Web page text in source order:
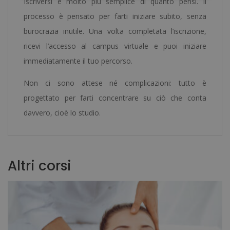
processo è pensato per farti iniziare subito, senza
burocrazia inutile. Una volta completata l’iscrizione,
ricevi l’accesso al campus virtuale e puoi iniziare
immediatamente il tuo percorso.
Non ci sono attese né complicazioni: tutto è
progettato per farti concentrare su ciò che conta
davvero, cioè lo studio.
Altri corsi